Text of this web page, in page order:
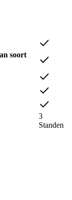
soort
3
Standen